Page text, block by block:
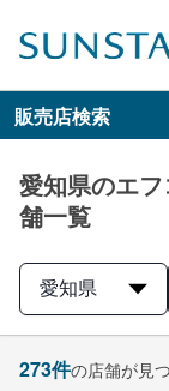
販売店検索
愛知県のエ
舗一覧
愛知県
273件の店舗が見